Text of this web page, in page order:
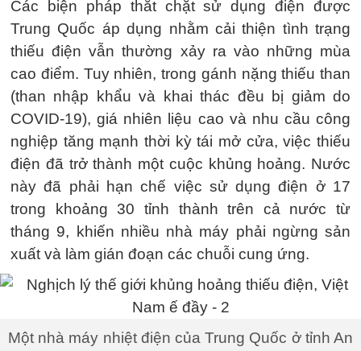
Các biện pháp thắt chặt sử dụng điện được
Trung Quốc áp dụng nhằm cải thiện tình trạng
thiếu điện vẫn thường xảy ra vào những mùa
cao điểm. Tuy nhiên, trong gánh nặng thiếu than
(than nhập khẩu và khai thác đều bị giảm do
COVID-19), giá nhiên liệu cao và nhu cầu công
nghiệp tăng mạnh thời kỳ tái mở cửa, việc thiếu
điện đã trở thành một cuộc khủng hoảng. Nước
này đã phải hạn chế việc sử dụng điện ở 17
trong khoảng 30 tỉnh thành trên cả nước từ
tháng 9, khiến nhiều nhà máy phải ngừng sản
xuất và làm gián đoạn các chuỗi cung ứng.
Một nhà máy nhiệt điện của Trung Quốc ở tỉnh An